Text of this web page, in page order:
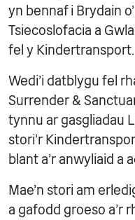
yn bennaf i Brydain
Tsiecoslofacia a
fel y Kindertransport.
Wedi'i datblygu fel
Surrender &
tynnu ar gasgliadau
stori'r
blant a'r anwyliaid a
Mae’n stori am
a gafodd groeso a’r